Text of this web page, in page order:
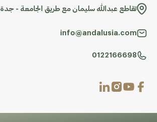
تقاطع عبدالله سليمان مع طريق الجامعة - جدة
info@andalusia.com
0122166698